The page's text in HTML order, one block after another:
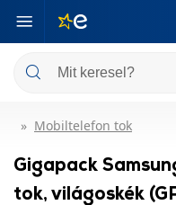
Mobiltelefon tok
Gigapack
tok, világoskék